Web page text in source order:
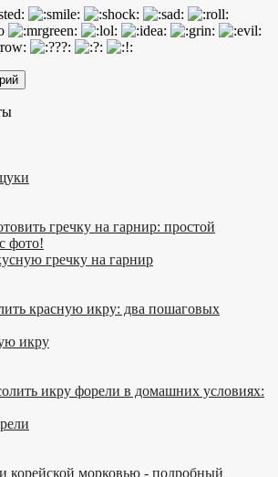
гречку на гарнир
икру